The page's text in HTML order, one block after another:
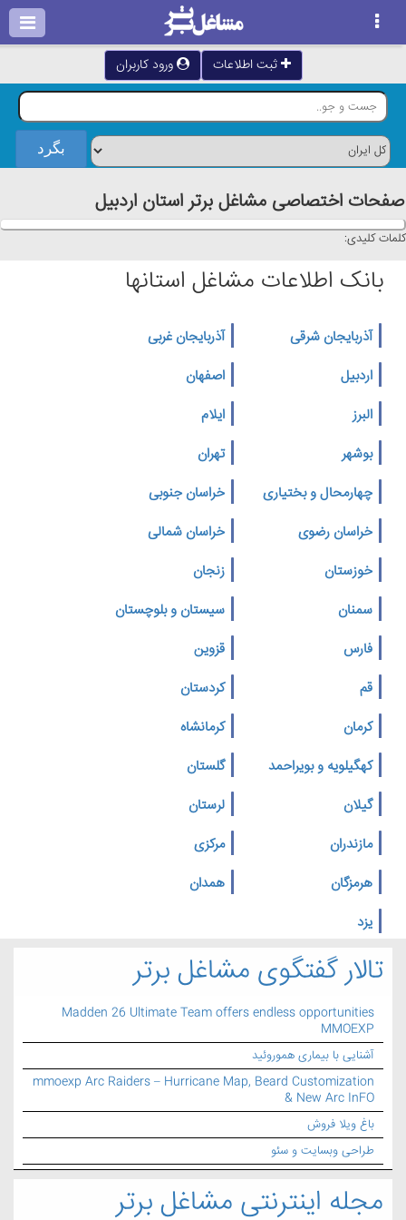
ثبت اطلاعات ورود کاربران
صفحات اختصاصی مشاغل برتر استان اردبيل
کلمات کلیدی:
بانک اطلاعات مشاغل استانها
آذربایجان شرقی
آذربایجان غربی
اردبیل
اصفهان
البرز
ایلام
بوشهر
تهران
چهارمحال و بختیاری
خراسان جنوبی
خراسان رضوی
خراسان شمالی
خوزستان
زنجان
سمنان
سیستان و بلوچستان
فارس
قزوین
قم
کردستان
کرمان
کرمانشاه
کهگیلویه و بویراحمد
گلستان
گیلان
لرستان
مازندران
مرکزی
هرمزگان
همدان
یزد
تالار گفتگوی مشاغل برتر
Madden 26 Ultimate Team offers endless opportunities
MMOEXP
آشنایی با بیماری هموروئید
mmoexp Arc Raiders – Hurricane Map, Beard Customization
& New Arc InFO
باغ ویلا فروش
طراحی وبسایت و سئو
مجله اینترنتی مشاغل برتر